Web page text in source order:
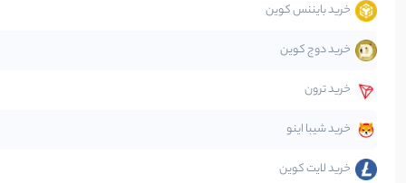
صرافی‌ها
قانون‌گذاری
متاورس
خرید بایننس کوین
خرید دوج کوین
خرید ترون
خرید شیبا اینو
خرید لایت کوین